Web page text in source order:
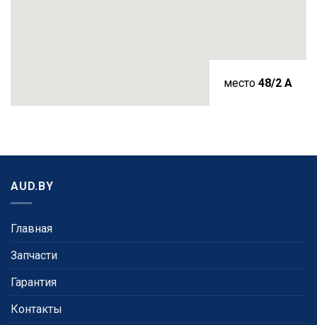
место 48/2 A
AUD.BY
Главная
Запчасти
Гарантия
Контакты